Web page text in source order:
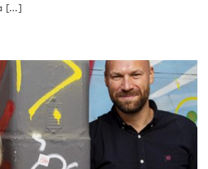
[...]